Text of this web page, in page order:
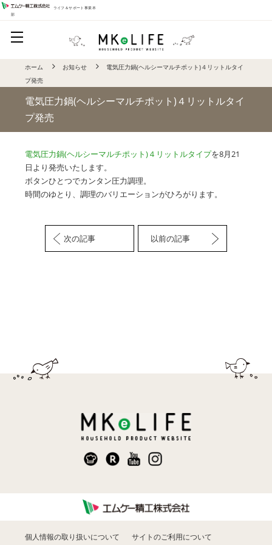
ライフ＆サポート事業本
部
ホーム お知らせ
電気圧力鍋(ヘルシーマルチポット)４リットルタイ
プ発売
電気圧力鍋(ヘルシーマルチポット)４リットルタイ
プ発売
電気圧力鍋(ヘルシーマルチポット)４リットルタイプを8月21
日より発売いたします。
ボタンひとつでカンタン圧力調理。
時間のゆとり、調理のバリエーションがひろがります。
以前の記事
次の記事
個人情報の取り扱いについて サイトのご利用について